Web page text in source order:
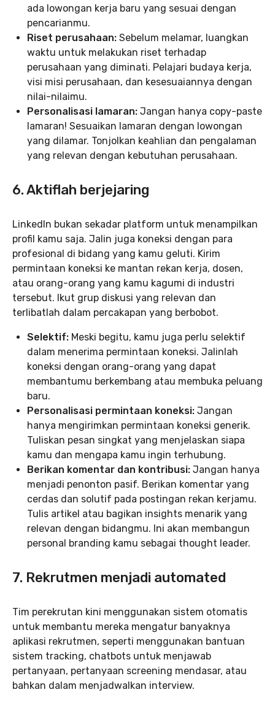
ada lowongan kerja baru yang sesuai dengan
pencarianmu.
Riset perusahaan: Sebelum melamar, luangkan
waktu untuk melakukan riset terhadap
perusahaan yang diminati. Pelajari budaya kerja,
visi misi perusahaan, dan kesesuaiannya dengan
nilai-nilaimu.
Personalisasi lamaran: Jangan hanya copy-paste
lamaran! Sesuaikan lamaran dengan lowongan
yang dilamar. Tonjolkan keahlian dan pengalaman
yang relevan dengan kebutuhan perusahaan.
6.Aktiflah berjejaring
LinkedIn bukan sekadar platform untuk menampilkan
profil kamu saja. Jalin juga koneksi dengan para
profesional di bidang yang kamu geluti. Kirim
permintaan koneksi ke mantan rekan kerja, dosen,
atau orang-orang yang kamu kagumi di industri
tersebut. Ikut grup diskusi yang relevan dan
terlibatlah dalam percakapan yang berbobot.
Selektif: Meski begitu, kamu juga perlu selektif
dalam menerima permintaan koneksi. Jalinlah
koneksi dengan orang-orang yang dapat
membantumu berkembang atau membuka peluang
baru.
Personalisasi permintaan koneksi: Jangan
hanya mengirimkan permintaan koneksi generik.
Tuliskan pesan singkat yang menjelaskan siapa
kamu dan mengapa kamu ingin terhubung.
Berikan komentar dan kontribusi: Jangan hanya
menjadi penonton pasif. Berikan komentar yang
cerdas dan solutif pada postingan rekan kerjamu.
Tulis artikel atau bagikan insights menarik yang
relevan dengan bidangmu. Ini akan membangun
personal branding kamu sebagai thought leader.
7. Rekrutmen menjadi automated
Tim perekrutan kini menggunakan sistem otomatis
untuk membantu mereka mengatur banyaknya
aplikasi rekrutmen, seperti menggunakan bantuan
sistem tracking, chatbots untuk menjawab
pertanyaan, pertanyaan screening mendasar, atau
bahkan dalam menjadwalkan interview.